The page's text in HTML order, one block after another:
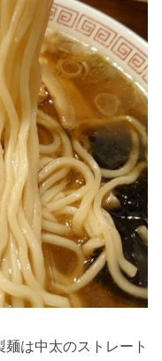
は中太のストレート